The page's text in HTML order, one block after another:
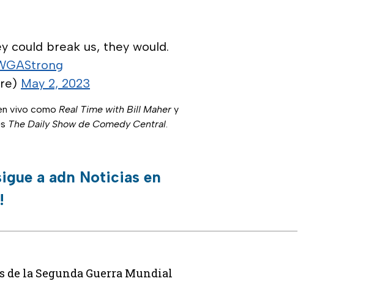
could break us, they would.
May 2, 2023
vivo como Real Time with Bill Maher y
The Daily Show de Comedy Central.
a adn Noticias en
de la Segunda Guerra Mundial